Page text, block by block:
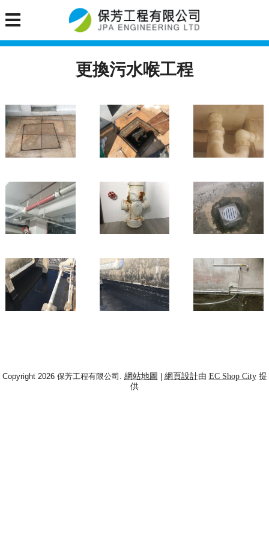
更換污水喉工程
Copyright 2026 保芳工程有限公司. 網站地圖 網頁設計由 EC Shop City提
供